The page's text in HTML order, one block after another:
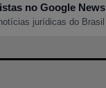
no Google News
jurídicas do Brasil